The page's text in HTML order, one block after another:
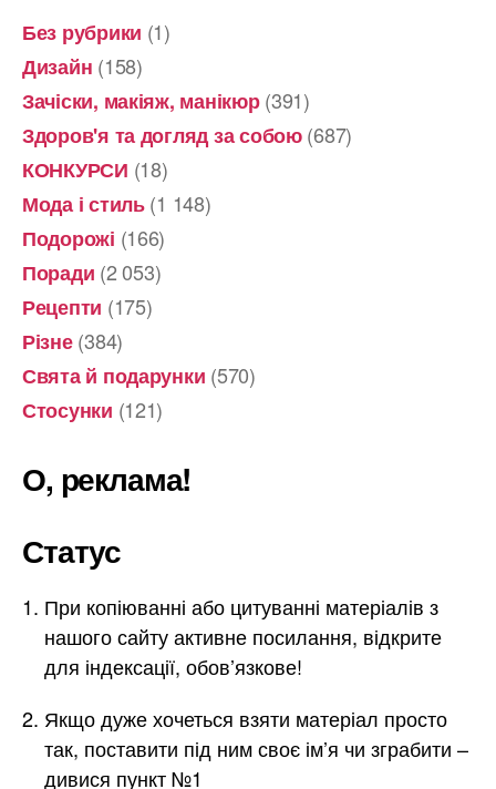
Без рубрики (1)
Дизайн (158)
Зачіски, макіяж, манікюр(391)
Здоров'я та догляд за собою(687)
КОНКУРСИ (18)
Мода і стиль(1 148)
Подорожі (166)
Поради (2 053)
Рецепти (175)
Різне(384)
Свята й подарунки (570)
Стосунки (121)
О, реклама!
Статус
При копіюванні або цитуванні матеріалів з
нашого сайту активне посилання, відкрите
для індексації, обов’язкове!
Якщо дуже хочеться взяти матеріал просто
так, поставити під ним своє ім’я чи зграбити –
дивися пункт №1